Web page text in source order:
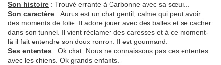
Son histoire : Trouvé errante à Carbonne avec sa sœur...
Son caractère : Aurus est un chat gentil, calme qui peut avoir
des moments de folie. Il adore jouer avec des balles et se cacher
dans son tunnel. Il vient réclamer des caresses et à ce moment-
là il fait entendre son doux ronron. Il est gourmand.
Ses ententes : Ok chat. Nous ne connaissons pas ces ententes
avec les chiens. Ok grands enfants.